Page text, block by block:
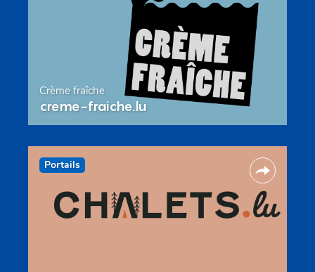
Crème fraîche
creme-fraiche.lu
Portails